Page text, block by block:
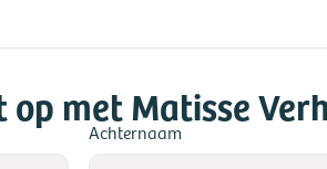
op met Matisse
Achternaam